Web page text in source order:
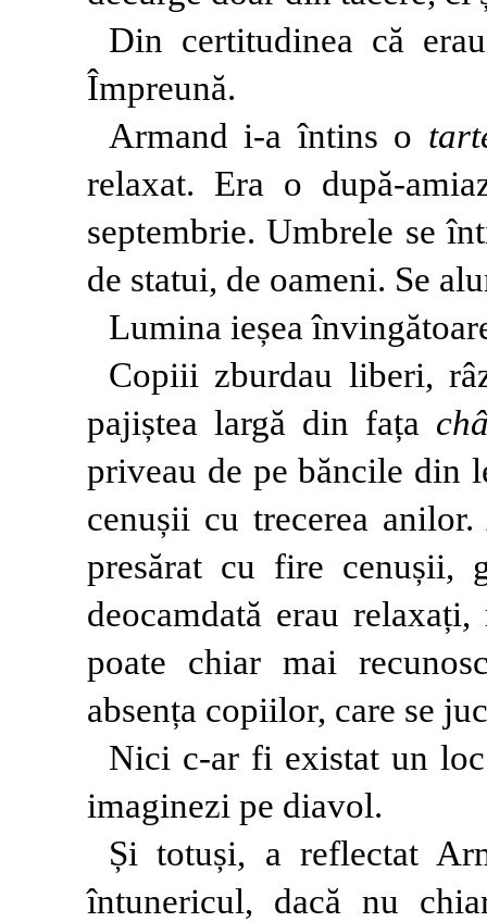
Din certitudinea că
Împreună.
Armand i-a întins o
relaxat. Era o după-
septembrie. Umbrele se
de statui, de oameni. Se
Lumina ieșea
Copiii zburdau liberi,
pajiștea largă din fața
priveau de pe băncile din
cenușii cu trecerea
presărat cu fire cenușii,
deocamdată erau
poate chiar mai
absența copiilor, care se
Nici c-ar fi existat un
imaginezi pe diavol.
Și totuși, a reflectat
întunericul, dacă nu